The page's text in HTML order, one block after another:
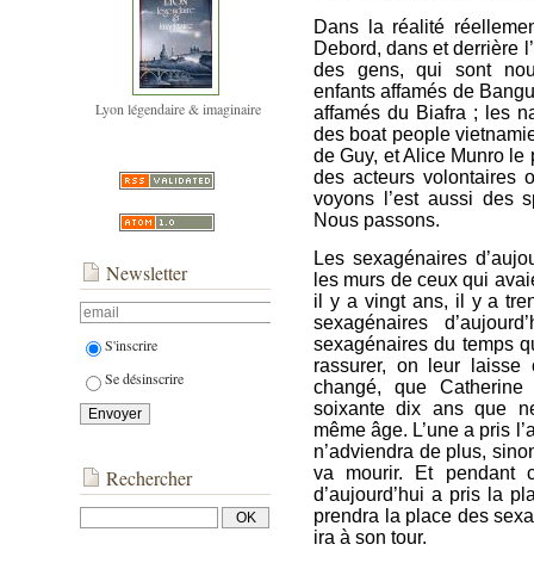
Lyon légendaire & imaginaire
Newsletter
S'inscrire
Se désinscrire
Rechercher
Dans la réalité
Debord, dans et derrière
des gens, qui sont
enfants affamés de
affamés du Biafra ; les
des boat people
de Guy, et Alice Munro
des acteurs volontaires
voyons l’est aussi des
Nous passons.
Les sexagénaires
les murs de ceux qui
il y a vingt ans, il y a
sexagénaires
sexagénaires du temps
rassurer, on leur
changé, que
soixante dix ans que
même âge. L’une a pris
n’adviendra de plus,
va mourir. Et pendant
d’aujourd’hui a pris la
prendra la place des
ira à son tour.